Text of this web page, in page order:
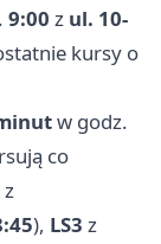
9:00 z ul. 10-
kursy o
w godz.
co
z
), LS3 z